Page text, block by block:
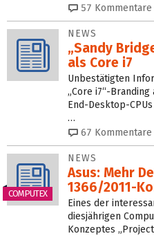
57 Kommentare
NEWS
„Sandy
als Core i7
Unbestätigten
„Core i7“-
End-Desktop-
…
67 Kommentare
COMPUTEX
NEWS
Asus: Mehr
1366/2011-
Eines der
diesjährigen
Konzeptes